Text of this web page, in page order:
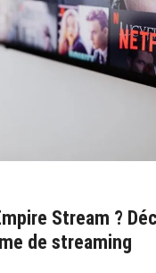
Stream ?
de streaming